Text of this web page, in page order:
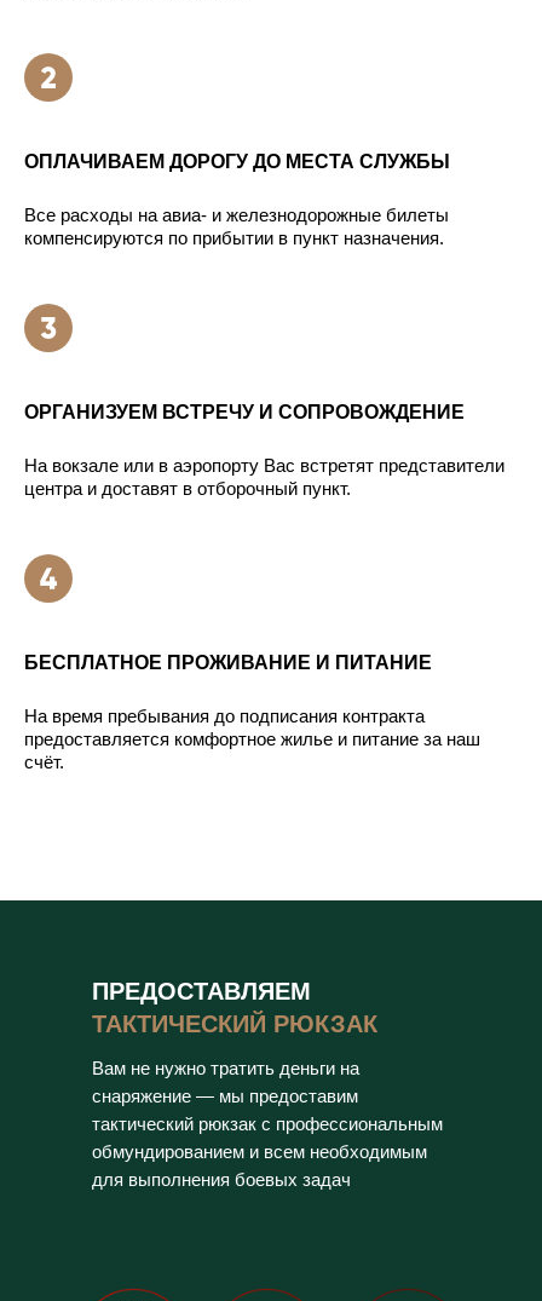
ОПЛАЧИВАЕМ ДОРОГУ ДО МЕСТА СЛУЖБЫ
Все расходы на авиа- и железнодорожные билеты
компенсируются по прибытии в пункт назначения.
ОРГАНИЗУЕМ ВСТРЕЧУ И СОПРОВОЖДЕНИЕ
На вокзале или в аэропорту Вас встретят представители
центра и доставят в отборочный пункт.
БЕСПЛАТНОЕ ПРОЖИВАНИЕ И ПИТАНИЕ
На время пребывания до подписания контракта
предоставляется комфортное жилье и питание за наш
счёт.
ПРЕДОСТАВЛЯЕМ
ТАКТИЧЕСКИЙ РЮКЗАК
Вам не нужно тратить деньги на
снаряжение — мы предоставим
тактический рюкзак с профессиональным
обмундированием и всем необходимым
для выполнения боевых задач